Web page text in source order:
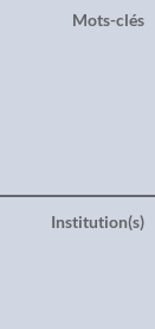
Mots-clés
Institution(s)